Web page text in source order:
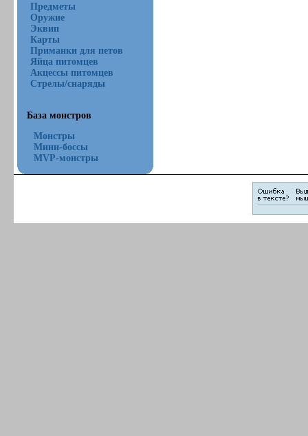
Предметы
Оружие
Эквип
Карты
Приманки для петов
Яйца питомцев
Акцессы питомцев
Стрелы/снаряды
База монстров
Монстры
Мини-боссы
MVP-монстры